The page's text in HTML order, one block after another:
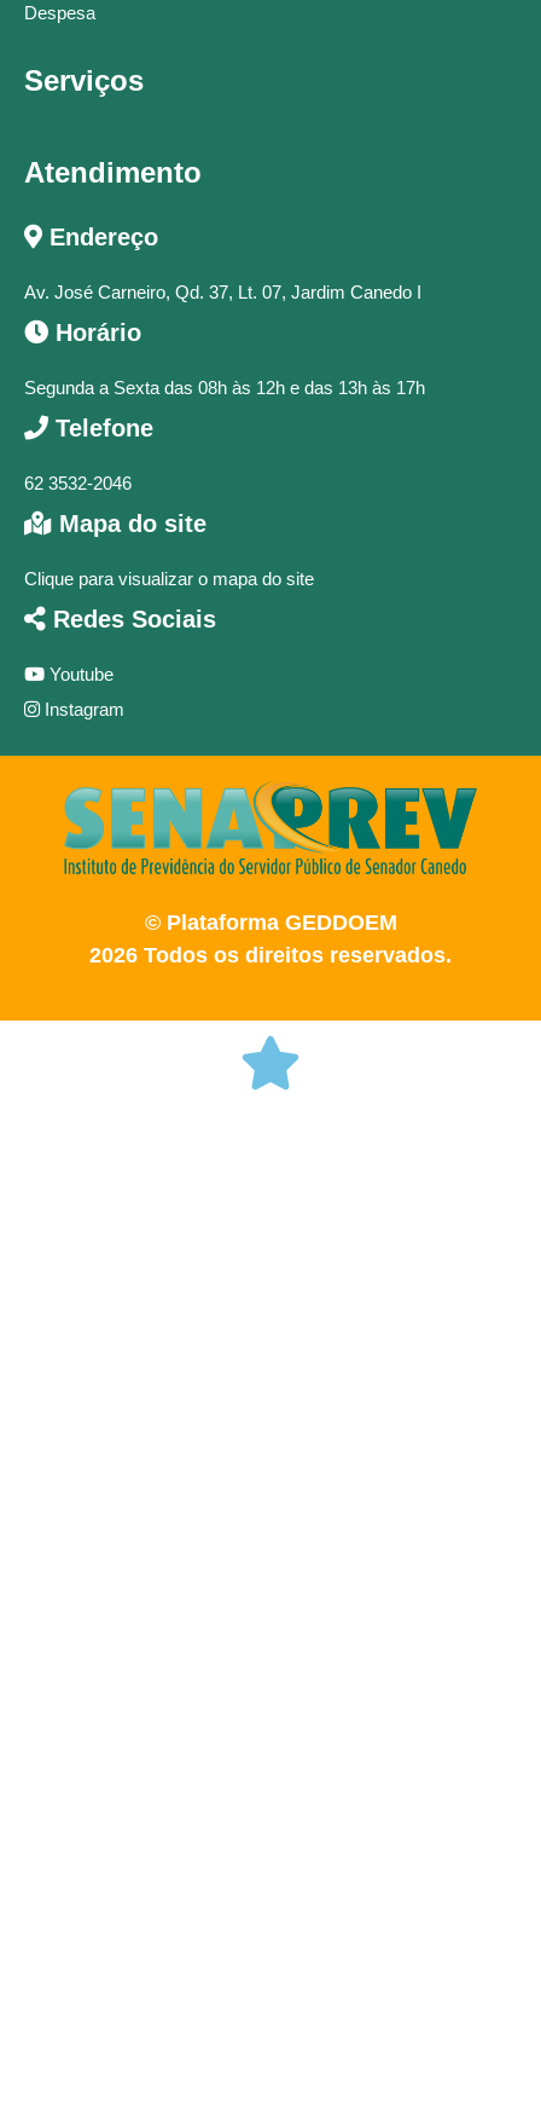
Despesa
Serviços
Atendimento
Endereço
Av. José Carneiro, Qd. 37, Lt. 07, Jardim Canedo I
Horário
Segunda a Sexta das 08h às 12h e das 13h às 17h
Telefone
62 3532-2046
Mapa do site
Clique para visualizar o mapa do site
Redes Sociais
Youtube
Instagram
© Plataforma GEDDOEM
2026 Todos os direitos reservados.